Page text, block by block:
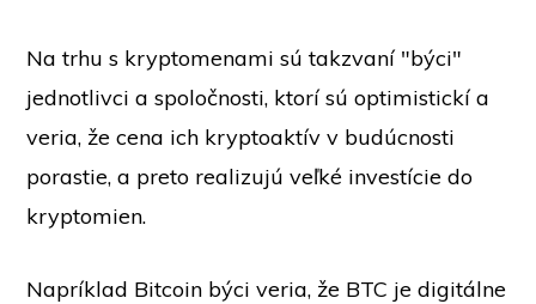
Na trhu s kryptomenami sú takzvaní "býci"
jednotlivci a spoločnosti, ktorí sú optimistickí a
veria, že cena ich kryptoaktív v budúcnosti
porastie, a preto realizujú veľké investície do
kryptomien.
Napríklad Bitcoin býci veria, že BTC je digitálne